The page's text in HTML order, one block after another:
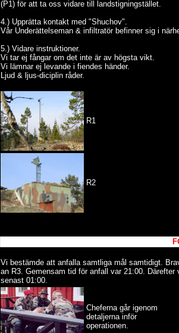
(P1) för att ta oss vidare till landstigningstället.
4.) Upprätta kontakt med "Shuchov".
Vår Underättelseman & infiltratör befinner sig i
5.) Vidare instruktioner.
Vi tar ej fångar om det inte är av högsta vikt.
Vi lämnar ej levande i fiendes händer.
Ljud & ljus-diciplin råder.
R1
R2
Vi bestämde att anfalla samtliga mål samtidigt.
an R3. Gemensam tid för anfall var 21:00.
senast 01:00.
Cheferna går igenom
detaljerna inför
operationen.